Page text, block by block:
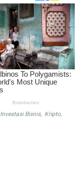
Investasi Bisnis, Kripto,